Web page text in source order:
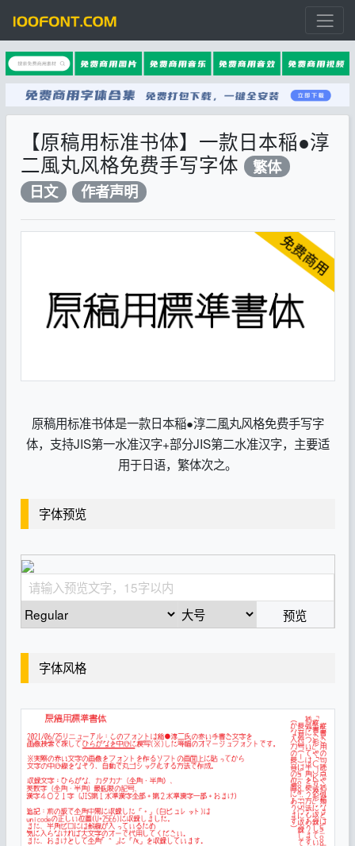
【原稿用标准书体】一款日本稲●淳
二風丸风格免费手写字体
繁体
日文
作者声明
原稿用标准书体是一款日本稲●淳二風丸风格免费手写字
体，支持JIS第一水准汉字+部分JIS第二水准汉字，主要适
用于日语，繁体次之。
字体预览
预览
字体风格